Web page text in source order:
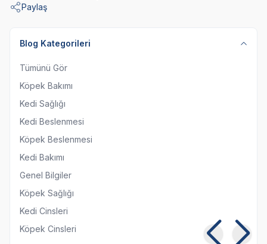
Paylaş
Blog Kategorileri
Tümünü Gör
Köpek Bakımı
Kedi Sağlığı
Kedi Beslenmesi
Köpek Beslenmesi
Kedi Bakımı
Genel Bilgiler
Köpek Sağlığı
Kedi Cinsleri
Köpek Cinsleri